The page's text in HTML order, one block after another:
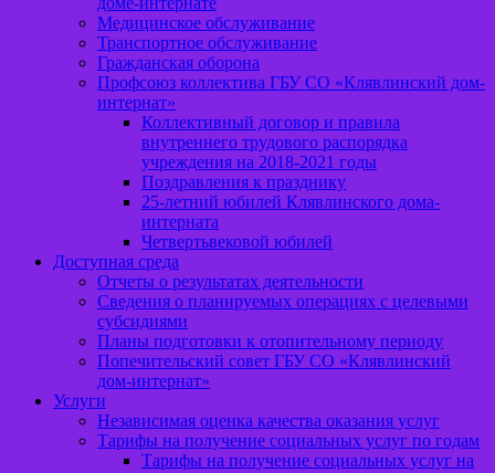
Медицинское обслуживание
Транспортное обслуживание
Гражданская оборона
Профсоюз коллектива ГБУ СО «Клявлинский дом-
интернат»
Коллективный договор и правила
внутреннего трудового распорядка
учреждения на 2018-2021 годы
Поздравления к празднику
25-летний юбилей Клявлинского дома-
интерната
Четвертьвековой юбилей
Доступная среда
Отчеты о результатах деятельности
Сведения о планируемых операциях с целевыми
субсидиями
Планы подготовки к отопительному периоду
Попечительский совет ГБУ СО «Клявлинский
дом-интернат»
Услуги
Независимая оценка качества оказания услуг
Тарифы на получение социальных услуг по годам
Тарифы на получение социальных услуг на